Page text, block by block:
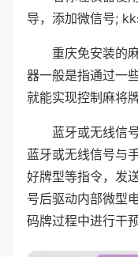
导，添加微信号;
重庆免安装的
器一般是指通过一
就能实现控制麻将
蓝牙或无线信
蓝牙或无线信号与
好牌型等指令，发
号后驱动内部微型
码牌过程中进行干